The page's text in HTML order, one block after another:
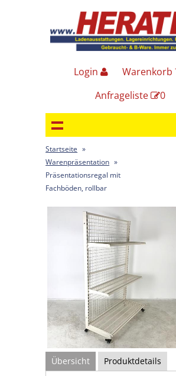
Login
Warenkorb
Anfrageliste
0
Startseite »
Warenpräsentation »
Präsentationsregal mit
Fachböden, rollbar
Übersicht Produktdetails